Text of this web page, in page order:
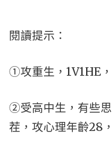
閱讀提示：
①攻重生，1V1HE
②受高中生，有些
茬，攻心理年齡28